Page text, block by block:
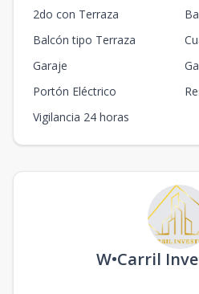
2do con Terraza
Balcón tipo Terraza
Garaje
Portón Eléctrico
Vigilancia 24 horas
W•Carril